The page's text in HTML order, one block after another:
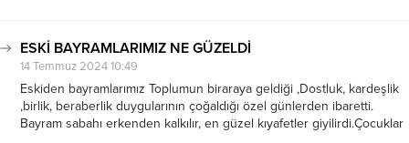
Ailemizden Arkadaslıklarımıza,İş ilişkilerimize...
ESKİ BAYRAMLARIMIZ NE GÜZELDİ
14 Temmuz 2024 10:49
Eskiden bayramlarımız Toplumun biraraya geldiği ,Dostluk, kardeşlik
,birlik, beraberlik duygularının çoğaldığı özel günlerden ibaretti.
Bayram sabahı erkenden kalkılır, en güzel kıyafetler giyilirdi.Çocuklar